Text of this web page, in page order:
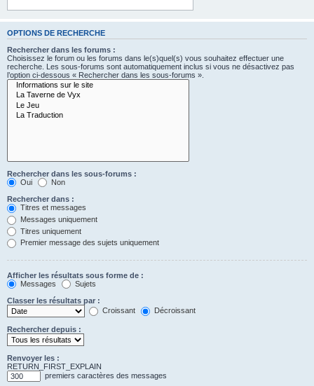
OPTIONS DE RECHERCHE
Rechercher dans les forums :
Choisissez le forum ou les forums dans le(s)quel(s) vous souhaitez effectuer une
recherche. Les sous-forums sont automatiquement inclus si vous ne désactivez pas
l’option ci-dessous « Rechercher dans les sous-forums ».
Rechercher dans les sous-forums :
Oui
Non
Rechercher dans :
Titres et messages
Messages uniquement
Titres uniquement
Premier message des sujets uniquement
Afficher les résultats sous forme de :
Messages
Sujets
Classer les résultats par :
Croissant
Décroissant
Rechercher depuis :
Renvoyer les :
RETURN_FIRST_EXPLAIN
premiers caractères des messages